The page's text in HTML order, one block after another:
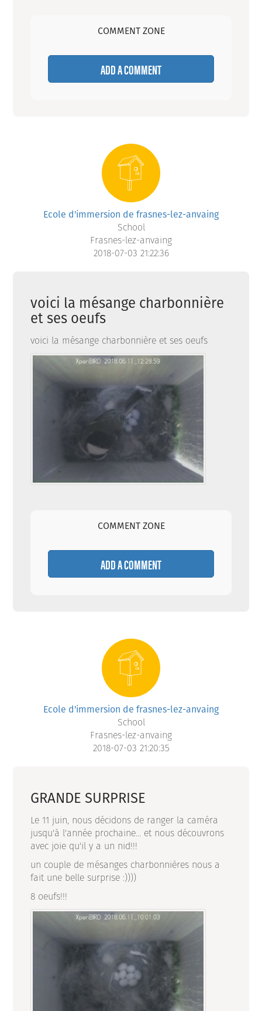
COMMENT ZONE
ADD A COMMENT
Ecole d'immersion de frasnes-lez-anvaing
School
Frasnes-lez-anvaing
2018-07-03 21:22:36
voici la mésange charbonnière
et ses oeufs
voici la mésange charbonnière et ses oeufs
COMMENT ZONE
ADD A COMMENT
Ecole d'immersion de frasnes-lez-anvaing
School
Frasnes-lez-anvaing
2018-07-03 21:20:35
GRANDE SURPRISE
Le 11 juin, nous décidons de ranger la caméra
jusqu'à l'année prochaine... et nous découvrons
avec joie qu'il y a un nid!!!
un couple de mésanges charbonnières nous a
fait une belle surprise :))))
8 oeufs!!!